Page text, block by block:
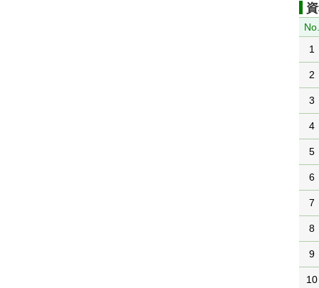
No.
1
2
3
4
5
6
7
8
9
10